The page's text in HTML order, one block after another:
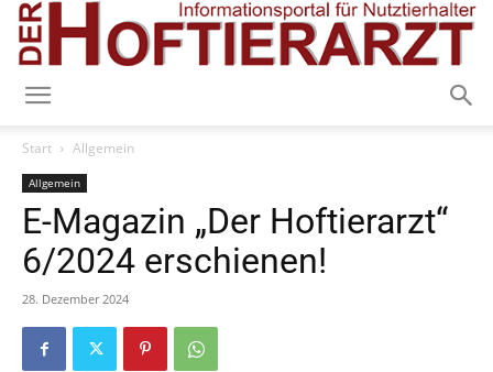
Start Allgemein
Allgemein
E-Magazin „Der Hoftierarzt“
6/2024 erschienen!
28. Dezember 2024